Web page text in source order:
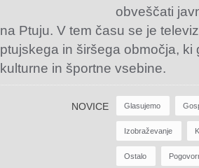
obveščati
na Ptuju. V tem času se je
ptujskega in širšega območja,
kulturne in športne vsebine.
NOVICE Glasujemo
Izobraževanje
Ostalo